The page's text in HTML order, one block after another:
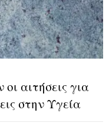
αιτήσεις για
στην Υγεία